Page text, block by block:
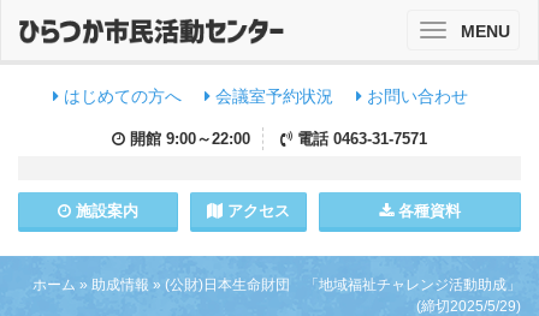
はじめての方へ 会議室予約状況 お問い合わせ
開館 9:00～22:00 電話 0463-31-7571
施設案内 アクセス 各種資料
ToggleMENU
ホーム » 助成情報 » (公財)日本生命財団 「地域福祉チャレンジ活動助成」
(締切2025/5/29)